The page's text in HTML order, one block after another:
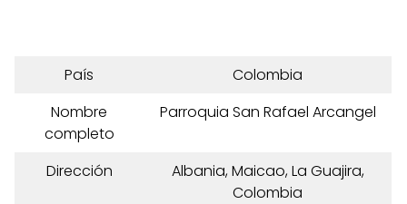
País
Colombia
Nombre
completo
Parroquia San Rafael Arcangel
Dirección
Albania, Maicao, La Guajira,
Colombia